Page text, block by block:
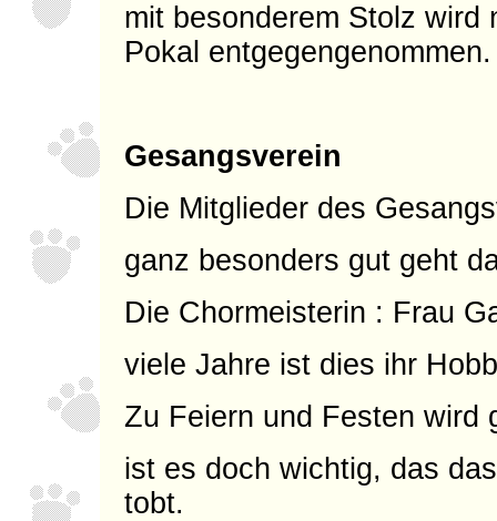
mit besonderem Stolz wird
Pokal entgegengenommen.
Gesangsverein
Die Mitglieder des
ganz besonders gut geht
Die Chormeisterin : Frau
viele Jahre ist dies ihr
Zu Feiern und Festen wird
ist es doch wichtig, das
tobt.